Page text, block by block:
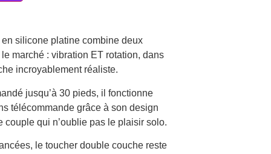
silicone platine combine deux
marché : vibration ET rotation, dans
incroyablement réaliste.
jusqu’à 30 pieds, il fonctionne
télécommande grâce à son design
couple qui n’oublie pas le plaisir solo.
le toucher double couche reste